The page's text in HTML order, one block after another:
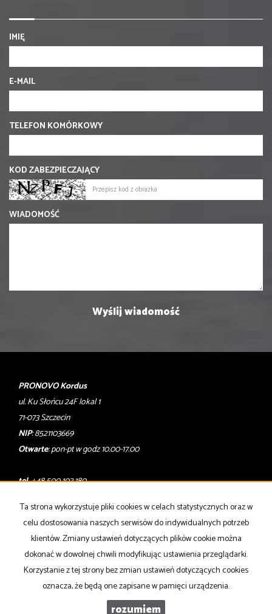
IMIĘ
E-MAIL
TELEFON KOMÓRKOWY
KOD ZABEZPIECZAJĄCY
WIADOMOŚĆ
PRONOVO Kordus
ul. Ku Słońcu 24F lokal 1
71-073 Szczecin
NIP: 8521103669
Otwarte: pon-pt w godz 10.00-17.00
tel. +48 500 103 180
Mieszkaniana wynajem
Domy
Działkina wynajem
Lokalena wynajem
Halena wynajem
Obiektyna wynajem
adresowo.pl
Ta strona wykorzystuje pliki cookies w celach statystycznych oraz w
celu dostosowania naszych serwisów do indywidualnych potrzeb
klientów. Zmiany ustawień dotyczących plików cookie można
dokonać w dowolnej chwili modyfikując ustawienia przeglądarki.
Korzystanie z tej strony bez zmian ustawień dotyczących cookies
oznacza, że będą one zapisane w pamięci urządzenia.
rozumiem